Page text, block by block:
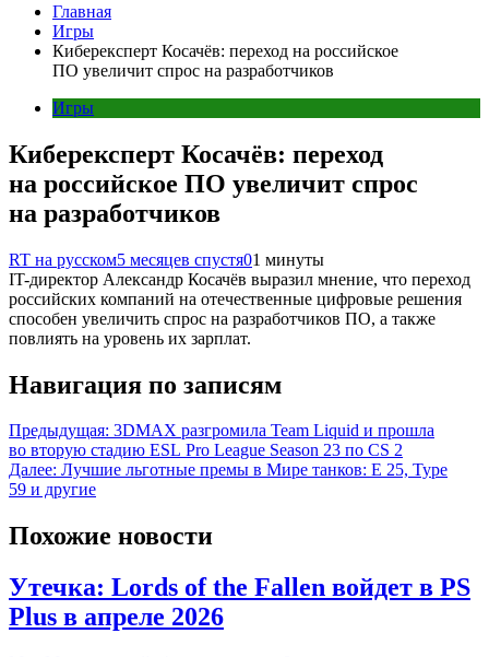
Главная
Игры
Киберексперт Косачёв: переход на российское
ПО увеличит спрос на разработчиков
Игры
Киберексперт Косачёв: переход
на российское ПО увеличит спрос
на разработчиков
RT на русском5 месяцев спустя01 минуты
IT-директор Александр Косачёв выразил мнение, что переход
российских компаний на отечественные цифровые решения
способен увеличить спрос на разработчиков ПО, а также
повлиять на уровень их зарплат.
Навигация по записям
Предыдущая: 3DMAX разгромила Team Liquid и прошла
во вторую стадию ESL Pro League Season 23 по CS 2
Далее: Лучшие льготные премы в Мире танков: E 25, Type
59 и другие
Похожие новости
Утечка: Lords of the Fallen войдет в PS
Plus в апреле 2026